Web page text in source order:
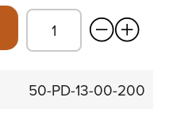
50-PD-13-00-200